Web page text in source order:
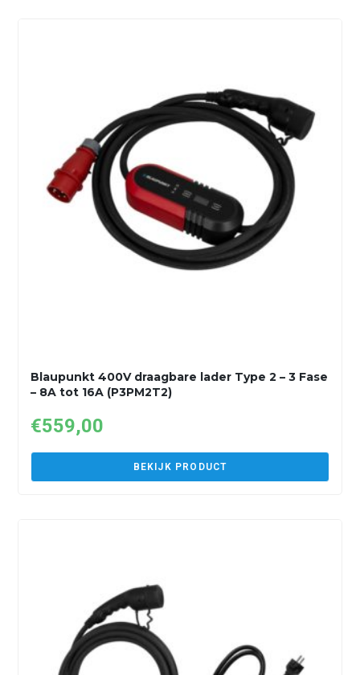
Blaupunkt 400V draagbare lader Type 2 – 3 Fase
– 8A tot 16A (P3PM2T2)
€559,00
BEKIJK PRODUCT